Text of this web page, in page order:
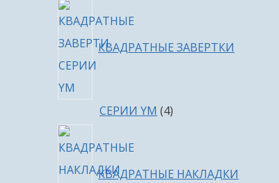
КВАДРАТНЫЕ ЗАВЕРТКИ
СЕРИИ YM 44
КВАДРАТНЫЕ НАКЛАДКИ